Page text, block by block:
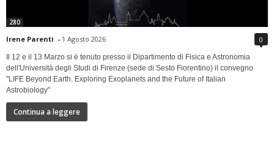
280
Irene Parenti - 1 Agosto 2026 0
Il 12 e il 13 Marzo si è tenuto presso il Dipartimento di Fisica e Astronomia
dell'Università degli Studi di Firenze (sede di Sesto Fiorentino) il convegno
"LIFE Beyond Earth. Exploring Exoplanets and the Future of Italian
Astrobiology"
Continua a leggere